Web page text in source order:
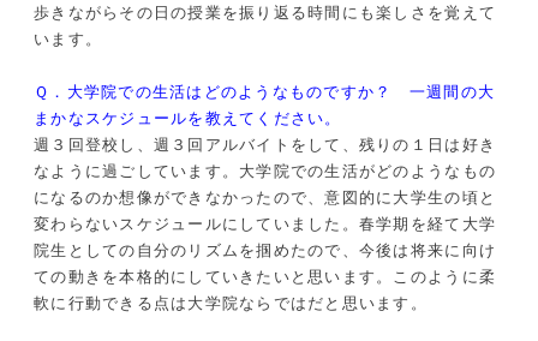
歩きながらその日の授業を振り返る時間にも楽しさを覚えて
います。
Ｑ．大学院での生活はどのようなものですか？ 一週間の大
まかなスケジュールを教えてください。
週３回登校し、週３回アルバイトをして、残りの１日は好き
なように過ごしています。大学院での生活がどのようなもの
になるのか想像ができなかったので、意図的に大学生の頃と
変わらないスケジュールにしていました。春学期を経て大学
院生としての自分のリズムを掴めたので、今後は将来に向け
ての動きを本格的にしていきたいと思います。このように柔
軟に行動できる点は大学院ならではだと思います。